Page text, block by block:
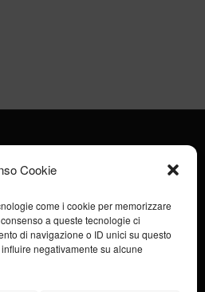
Cookie
come i cookie per memorizzare
a queste tecnologie ci
di navigazione o ID unici su questo
negativamente su alcune